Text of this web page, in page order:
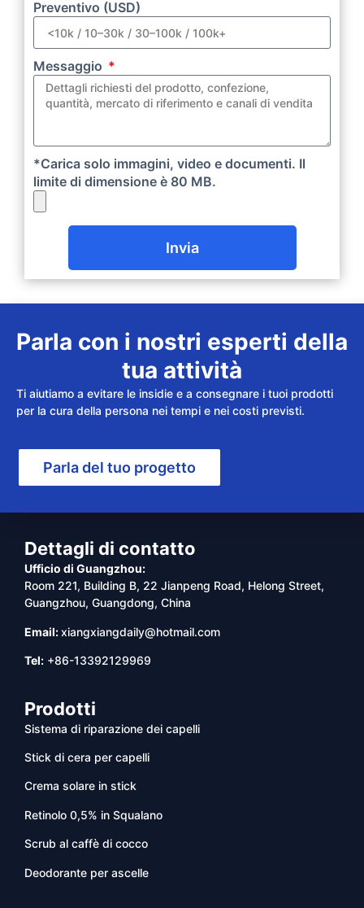
Preventivo (USD)
Messaggio
*Carica solo immagini, video e documenti. Il
limite di dimensione è 80 MB.
Invia
Parla con i nostri esperti della
tua attività
Ti aiutiamo a evitare le insidie e a consegnare i tuoi prodotti
per la cura della persona nei tempi e nei costi previsti.
Parla del tuo progetto
Dettagli di contatto
Ufficio di Guangzhou:
Room 221, Building B, 22 Jianpeng Road, Helong Street,
Guangzhou, Guangdong, China
Email:xiangxiangdaily@hotmail.com
Tel: +86-13392129969
Prodotti
Sistema di riparazione dei capelli
Stick di cera per capelli
Crema solare in stick
Retinolo 0,5% in Squalano
Scrub al caffè di cocco
Deodorante per ascelle